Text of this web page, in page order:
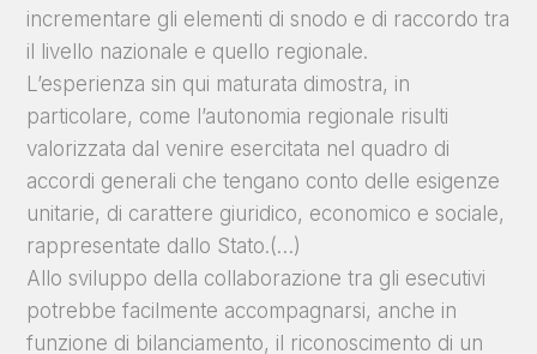
incrementare gli elementi di snodo e di raccordo tra
il livello nazionale e quello regionale.
L’esperienza sin qui maturata dimostra, in
particolare, come l’autonomia regionale risulti
valorizzata dal venire esercitata nel quadro di
accordi generali che tengano conto delle esigenze
unitarie, di carattere giuridico, economico e sociale,
rappresentate dallo Stato.(…)
Allo sviluppo della collaborazione tra gli esecutivi
potrebbe facilmente accompagnarsi, anche in
funzione di bilanciamento, il riconoscimento di un